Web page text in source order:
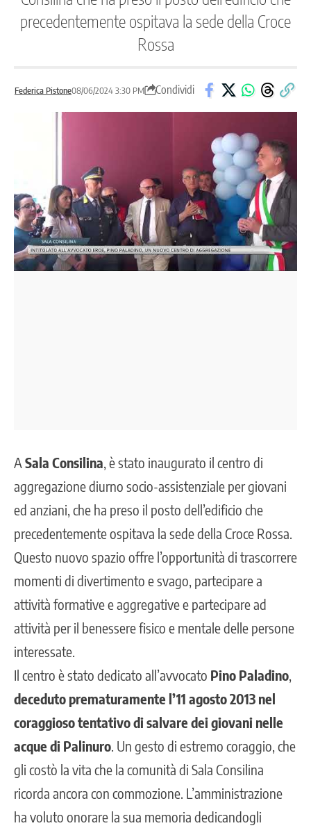
precedentemente ospitava la sede della Croce
Rossa
Federica Pistone08/06/2024 3:30 PM Condividi
A Sala Consilina , è stato inaugurato il centro di
aggregazione diurno socio-assistenziale per giovani
ed anziani, che ha preso il posto dell’edificio che
precedentemente ospitava la sede della Croce Rossa.
Questo nuovo spazio offre l’opportunità di trascorrere
momenti di divertimento e svago, partecipare a
attività formative e aggregative e partecipare ad
attività per il benessere fisico e mentale delle persone
interessate.
Il centro è stato dedicato all’avvocato Pino Paladino
deceduto prematuramente l’11 agosto 2013 nel
coraggioso tentativo di salvare dei giovani nelle
acque di Palinuro . Un gesto di estremo coraggio, che
gli costò la vita che la comunità di Sala Consilina
ricorda ancora con commozione. L’amministrazione
ha voluto onorare la sua memoria dedicandogli